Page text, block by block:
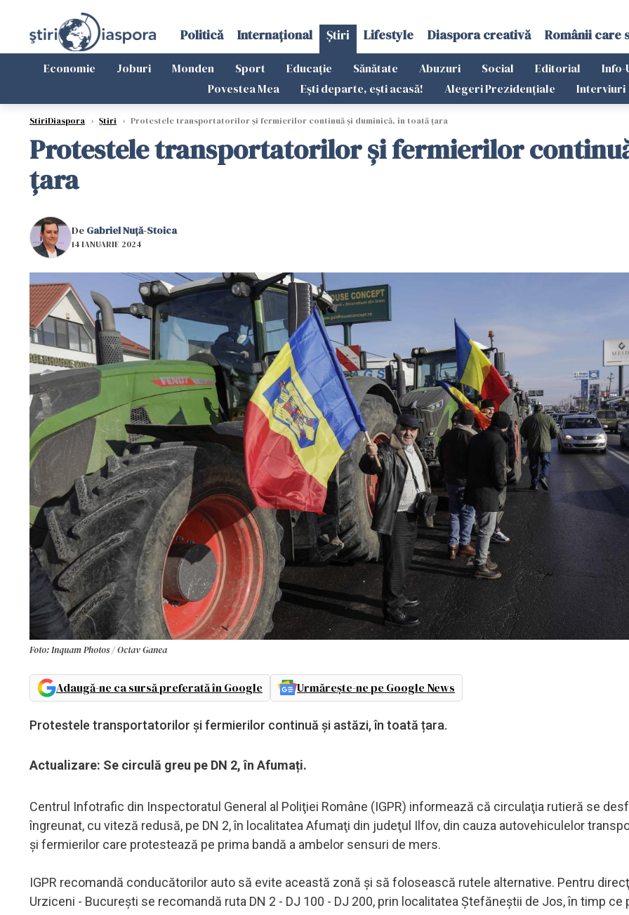
Politică Internațional Știri Lifestyle Diaspora creativă Românii care
Economie Joburi Monden Sport Educație Sănătate Abuzuri Social Editorial Info-
Povestea Mea
Ești departe, ești acasă! Alegeri Prezidențiale Interviuri
StiriDiaspora › Știri › Protestele transportatorilor și fermierilor continuă și duminică, în toată țara
Protestele transportatorilor și fermierilor
țara
De Gabriel Nuță-Stoica
14 IANUARIE 2024
Foto: Inquam Photos / Octav Ganea
Adaugă-ne ca sursă preferată în Google Urmărește-ne pe Google News
Protestele transportatorilor și fermierilor continuă și astăzi, în toată țara.
Actualizare: Se circulă greu pe DN 2, în Afumați.
Centrul Infotrafic din Inspectoratul General al Poliţiei Române (IGPR) informează că circulaţia rutieră se
îngreunat, cu viteză redusă, pe DN 2, în localitatea Afumaţi din judeţul Ilfov, din cauza autovehiculelor
şi fermierilor care protestează pe prima bandă a ambelor sensuri de mers.
IGPR recomandă conducătorilor auto să evite această zonă şi să folosească rutele alternative. Pentru
Urziceni - Bucureşti se recomandă ruta DN 2 - DJ 100 - DJ 200, prin localitatea Ştefăneştii de Jos, în timp ce